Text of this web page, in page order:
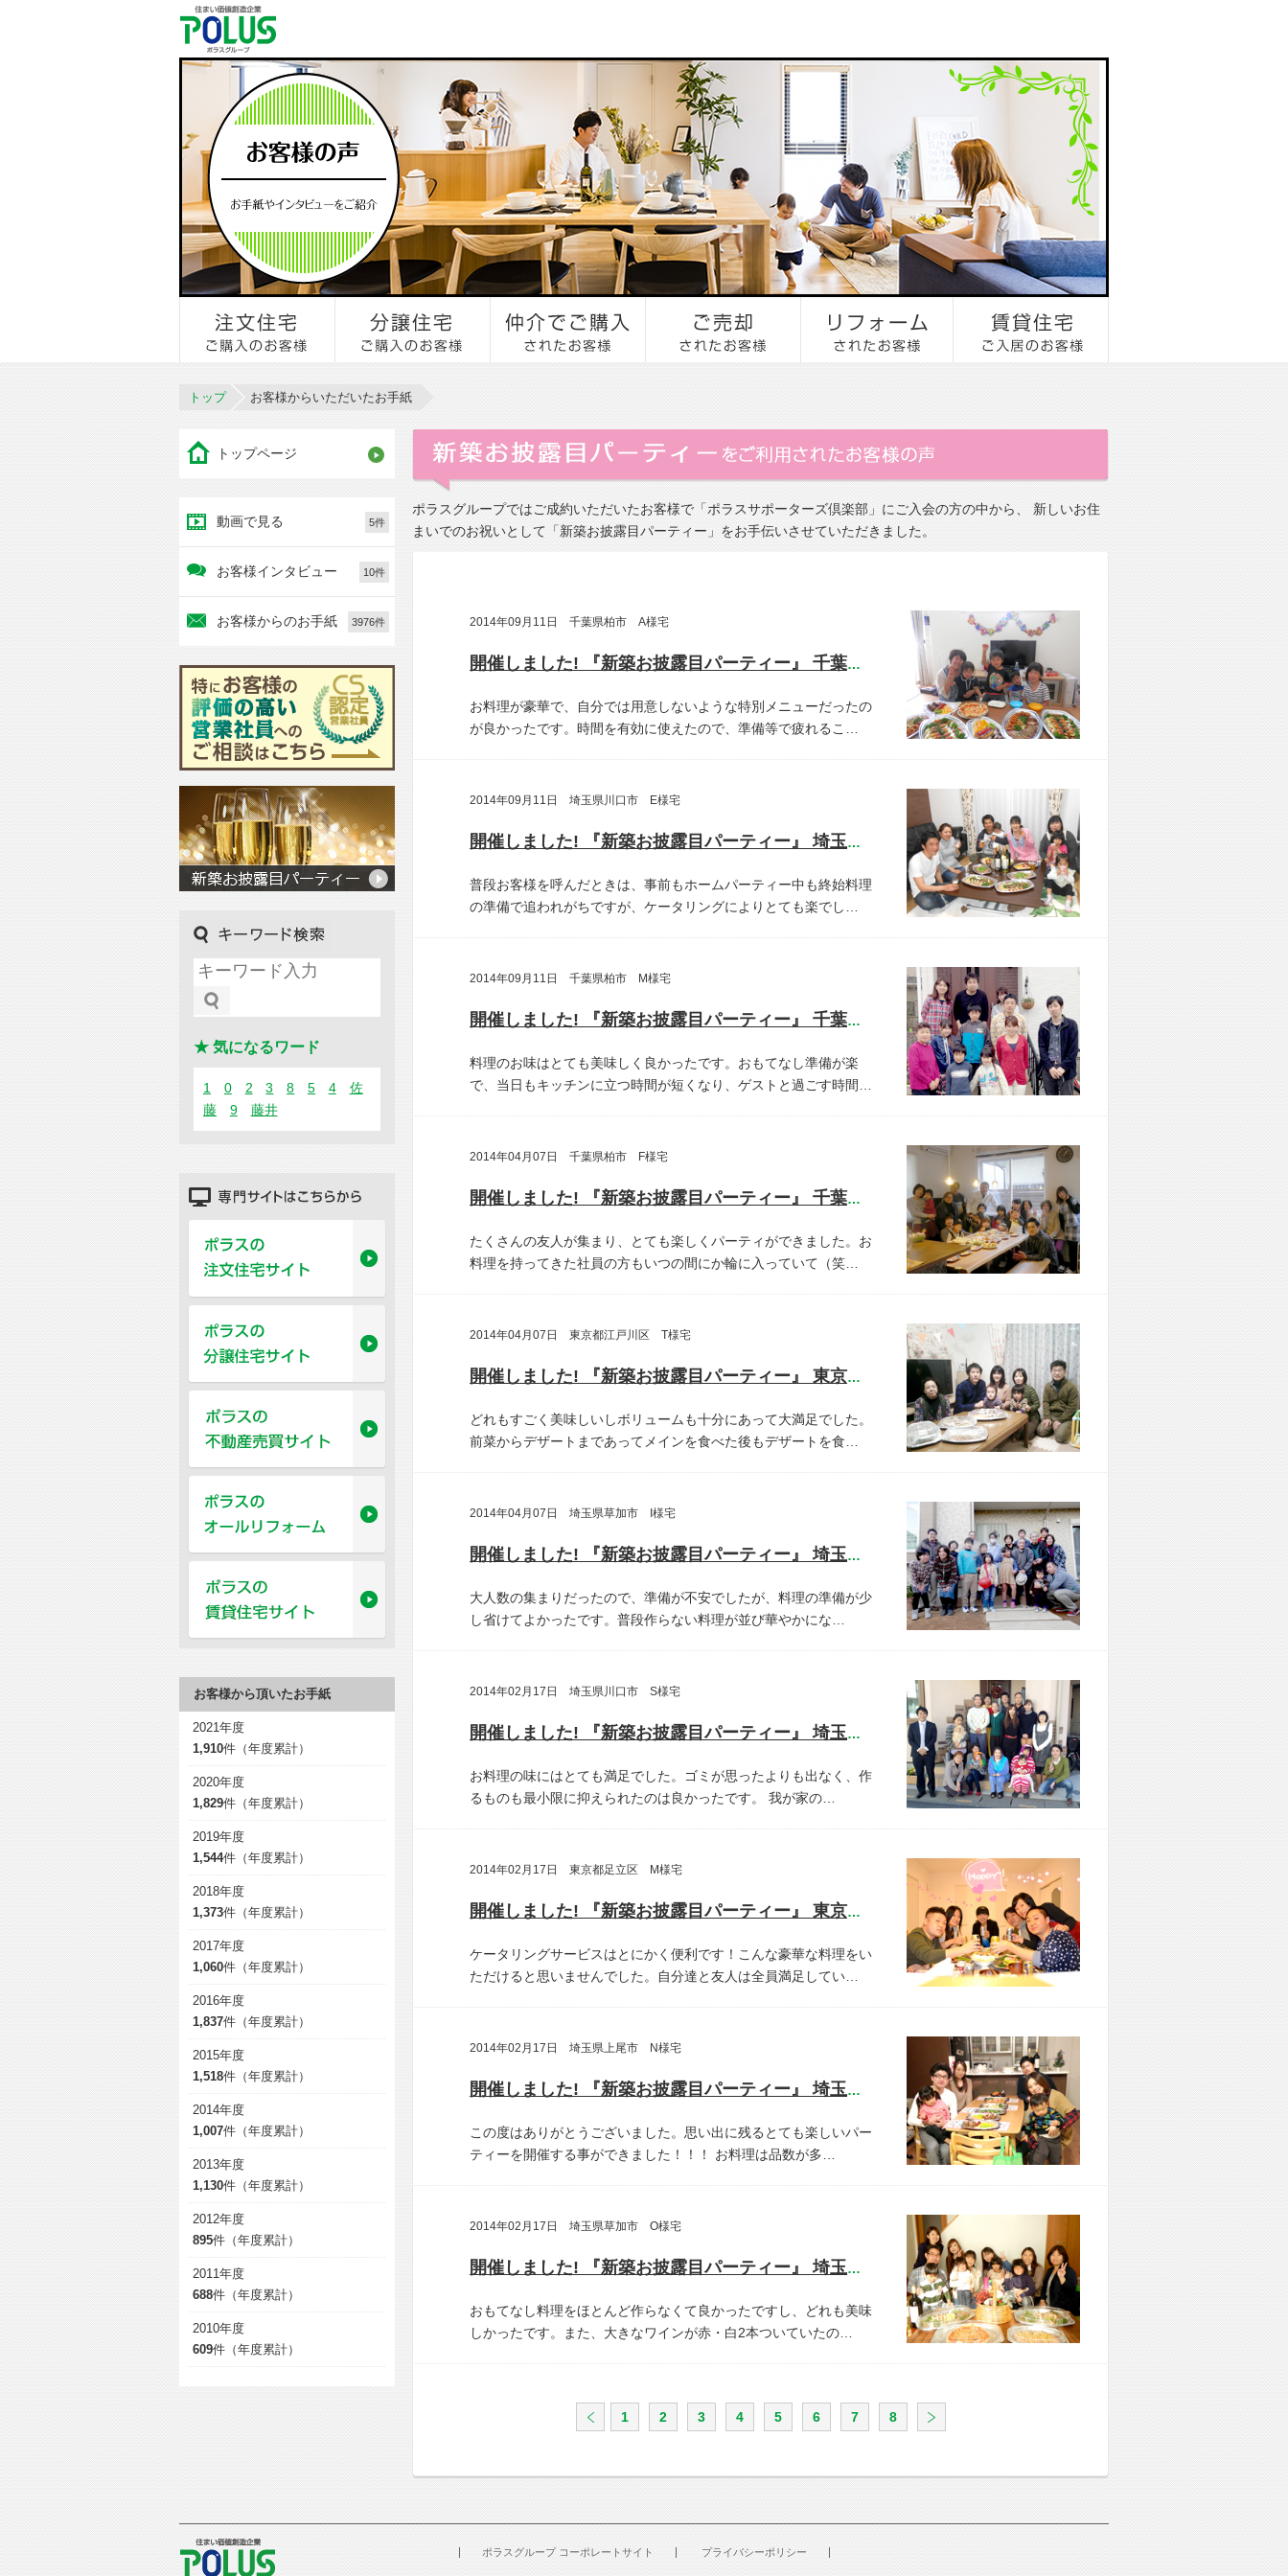
トップ お客様からいただいたお手紙
ポラスグループではご成約いただいたお客様で「ポラスサポーターズ倶楽部」にご入会の方の中から、 新しいお住
まいでのお祝いとして「新築お披露目パーティー」をお手伝いさせていただきました。
2014年09月11日 千葉県柏市 A様宅
開催しました! 『新築お披露目パーティー』 千葉県柏市 A様宅
お料理が豪華で、自分では用意しないような特別メニューだったの
が良かったです。時間を有効に使えたので、準備等で疲れるこ…
2014年09月11日 埼玉県川口市 E様宅
開催しました! 『新築お披露目パーティー』 埼玉県川口市 E様宅
普段お客様を呼んだときは、事前もホームパーティー中も終始料理
の準備で追われがちですが、ケータリングによりとても楽でし…
2014年09月11日 千葉県柏市 M様宅
開催しました! 『新築お披露目パーティー』 千葉県柏市 M様宅
料理のお味はとても美味しく良かったです。おもてなし準備が楽
で、当日もキッチンに立つ時間が短くなり、ゲストと過ごす時間…
2014年04月07日 千葉県柏市 F様宅
開催しました! 『新築お披露目パーティー』 千葉県柏市 F様宅
たくさんの友人が集まり、とても楽しくパーティができました。お
料理を持ってきた社員の方もいつの間にか輪に入っていて（笑…
2014年04月07日 東京都江戸川区 T様宅
開催しました! 『新築お披露目パーティー』 東京都江戸川区 T様宅
どれもすごく美味しいしボリュームも十分にあって大満足でした。
前菜からデザートまであってメインを食べた後もデザートを食…
2014年04月07日 埼玉県草加市 I様宅
開催しました! 『新築お披露目パーティー』 埼玉県草加市 I様宅
大人数の集まりだったので、準備が不安でしたが、料理の準備が少
し省けてよかったです。普段作らない料理が並び華やかにな…
2014年02月17日 埼玉県川口市 S様宅
開催しました! 『新築お披露目パーティー』 埼玉県川口市 S様宅
お料理の味にはとても満足でした。ゴミが思ったよりも出なく、作
るものも最小限に抑えられたのは良かったです。
我が家の…
2014年02月17日 東京都足立区 M様宅
開催しました! 『新築お披露目パーティー』 東京都足立区 M様宅
ケータリングサービスはとにかく便利です！こんな豪華な料理をい
ただけると思いませんでした。自分達と友人は全員満足してい…
2014年02月17日 埼玉県上尾市 N様宅
開催しました! 『新築お披露目パーティー』 埼玉県上尾市 N様宅
この度はありがとうございました。思い出に残るとても楽しいパー
ティーを開催する事ができました！！！
お料理は品数が多…
2014年02月17日 埼玉県草加市 O様宅
開催しました! 『新築お披露目パーティー』 埼玉県草加市 O様宅
おもてなし料理をほとんど作らなくて良かったですし、どれも美味
しかったです。また、大きなワインが赤・白2本ついていたの…
1 2 3 4 5 6 7 8
トップページ
動画で見る 5件
お客様インタビュー 10件
お客様からのお手紙 3976件
★ 気になるワード
1 0 2 3 8 5 4
佐
藤
9 藤井
お客様から頂いたお手紙
2021年度
1,910件（年度累計）
2020年度
1,829件（年度累計）
2019年度
1,544件（年度累計）
2018年度
1,373件（年度累計）
2017年度
1,060件（年度累計）
2016年度
1,837件（年度累計）
2015年度
1,518件（年度累計）
2014年度
1,007件（年度累計）
2013年度
1,130件（年度累計）
2012年度
895件（年度累計）
2011年度
688件（年度累計）
2010年度
609件（年度累計）
ポラスグループ コーポレートサイト
プライバシーポリシー